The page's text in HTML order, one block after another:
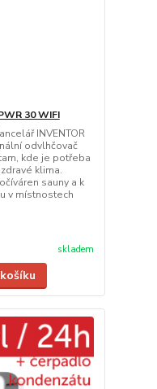
30 WIFI
INVENTOR
odvlhčovač
kde je potřeba
klima.
sauny a k
v místnostech
skladem